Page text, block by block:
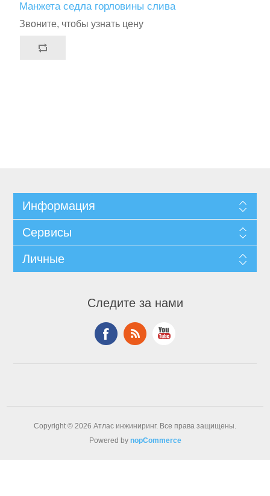
Манжета седла горловины слива
Звоните, чтобы узнать цену
Информация
Сервисы
Личные
Следите за нами
Copyright © 2026 Атлас инжиниринг. Все права защищены.
Powered by nopCommerce